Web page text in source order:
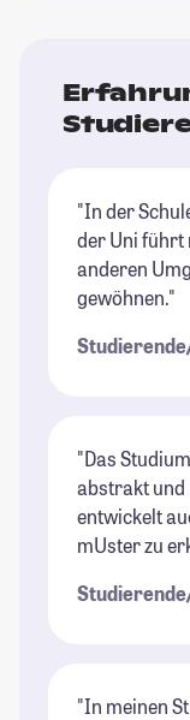
"In der
der Uni führt
anderen
gewöhnen."
"Das
abstrakt und
entwickelt
mUster zu
"In meinen